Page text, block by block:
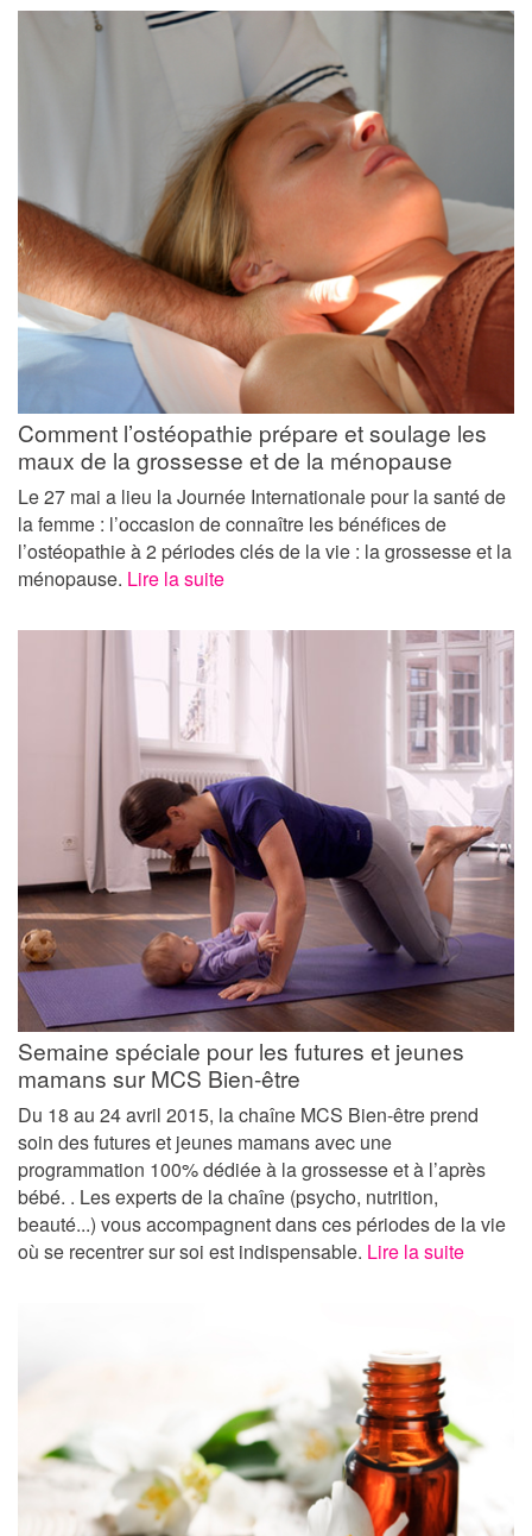
Comment l’ostéopathie prépare et soulage les
maux de la grossesse et de la ménopause
Le 27 mai a lieu la Journée Internationale pour la santé de
la femme : l’occasion de connaître les bénéfices de
l’ostéopathie à 2 périodes clés de la vie : la grossesse et la
ménopause. Lire la suite
Semaine spéciale pour les futures et jeunes
mamans sur MCS Bien-être
Du 18 au 24 avril 2015, la chaîne MCS Bien-être prend
soin des futures et jeunes mamans avec une
programmation 100% dédiée à la grossesse et à l’après
bébé. . Les experts de la chaîne (psycho, nutrition,
beauté...) vous accompagnent dans ces périodes de la vie
où se recentrer sur soi est indispensable. Lire la suite